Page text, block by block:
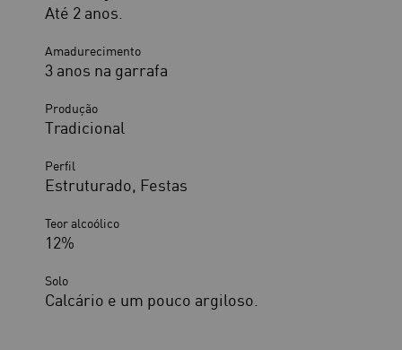
Até 2 anos.
Amadurecimento
3 anos na garrafa
Produção
Tradicional
Perfil
Estruturado, Festas
Teor alcoólico
12%
Solo
Calcário e um pouco argiloso.